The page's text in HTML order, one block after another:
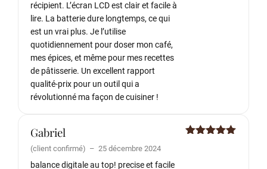
récipient. L’écran LCD est clair et facile à
lire. La batterie dure longtemps, ce qui
est un vrai plus. Je l’utilise
quotidiennement pour doser mon café,
mes épices, et même pour mes recettes
de pâtisserie. Un excellent rapport
qualité-prix pour un outil qui a
révolutionné ma façon de cuisiner !
Gabriel
(client confirmé) – 25 décembre 2024
balance digitale au top! precise et facile